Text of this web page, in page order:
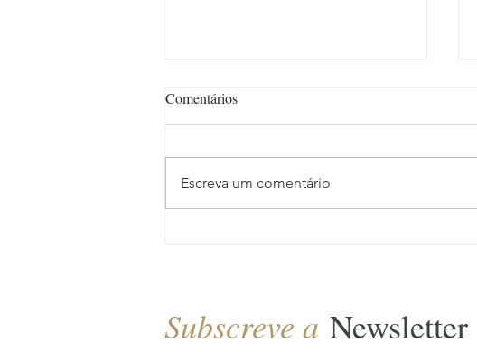
Comentários
Escreva um comentário
Subscreve a Newsletter